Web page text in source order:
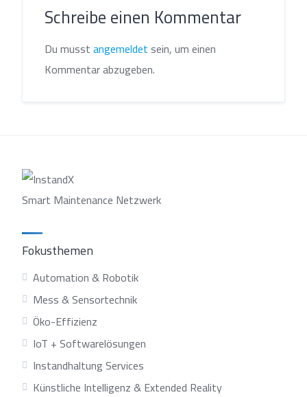
Schreibe einen Kommentar
Du musstangemeldetsein, um einen
Kommentar abzugeben.
Smart Maintenance Netzwerk
Fokusthemen
Automation & Robotik
Mess & Sensortechnik
Öko-Effizienz
IoT + Softwarelösungen
Instandhaltung Services
Künstliche Intelligenz & Extended Reality